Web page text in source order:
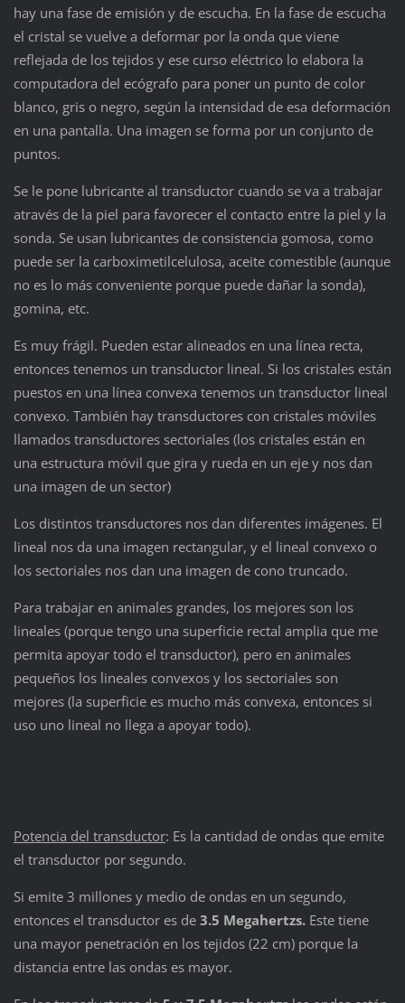
hay una fase de emisión y de escucha. En la fase de escucha
el cristal se vuelve a deformar por la onda que viene
reflejada de los tejidos y ese curso eléctrico lo elabora la
computadora del ecógrafo para poner un punto de color
blanco, gris o negro, según la intensidad de esa deformación
en una pantalla. Una imagen se forma por un conjunto de
puntos.
Se le pone lubricante al transductor cuando se va a trabajar
através de la piel para favorecer el contacto entre la piel y la
sonda. Se usan lubricantes de consistencia gomosa, como
puede ser la carboximetilcelulosa, aceite comestible (aunque
no es lo más conveniente porque puede dañar la sonda),
gomina, etc.
Es muy frágil. Pueden estar alineados en una línea recta,
entonces tenemos un transductor lineal. Si los cristales están
puestos en una línea convexa tenemos un transductor lineal
convexo. También hay transductores con cristales móviles
llamados transductores sectoriales (los cristales están en
una estructura móvil que gira y rueda en un eje y nos dan
una imagen de un sector)
Los distintos transductores nos dan diferentes imágenes. El
lineal nos da una imagen rectangular, y el lineal convexo o
los sectoriales nos dan una imagen de cono truncado.
Para trabajar en animales grandes, los mejores son los
lineales (porque tengo una superficie rectal amplia que me
permita apoyar todo el transductor), pero en animales
pequeños los lineales convexos y los sectoriales son
mejores (la superficie es mucho más convexa, entonces si
uso uno lineal no llega a apoyar todo).
Potencia del transductor: Es la cantidad de ondas que emite
el transductor por segundo.
Si emite 3 millones y medio de ondas en un segundo,
entonces el transductor es de 3.5 Megahertzs. Este tiene
una mayor penetración en los tejidos (22 cm) porque la
distancia entre las ondas es mayor.